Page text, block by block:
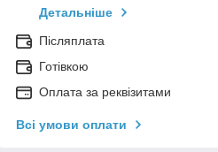
Детальніше
Післяплата
Готівкою
Оплата за реквізитами
Всі умови оплати